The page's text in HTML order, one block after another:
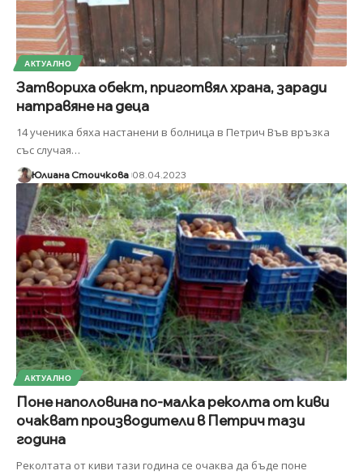
АКТУАЛНО
Затвориха обект, приготвял храна, заради
натравяне на деца
14 ученика бяха настанени в болница в Петрич Във връзка
със случая…
Юлиана Стоичкова 08.04.2023
АКТУАЛНО
Поне наполовина по-малка реколта от киви
очакват производители в Петрич тази
година
Реколтата от киви тази година се очаква да бъде поне